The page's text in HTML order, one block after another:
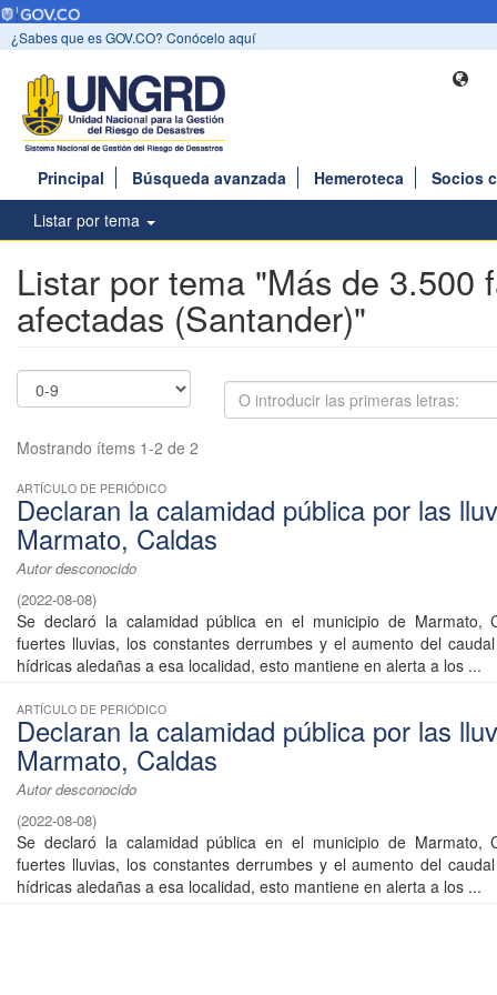
¿Sabes que es GOV.CO? Conócelo aquí
Principal Búsqueda avanzada Hemeroteca
Socios
Listar por tema
Listar por tema "Más de 3.500
afectadas (Santander)"
Mostrando ítems 1-2 de 2
ARTÍCULO DE PERIÓDICO
Declaran la calamidad pública por las
Marmato, Caldas
Autor desconocido
(2022-08-08)
Se declaró la calamidad pública en el municipio de Marmato,
fuertes lluvias, los constantes derrumbes y el aumento del
hídricas aledañas a esa localidad, esto mantiene en alerta a los ...
ARTÍCULO DE PERIÓDICO
Declaran la calamidad pública por las
Marmato, Caldas
Autor desconocido
(2022-08-08)
Se declaró la calamidad pública en el municipio de Marmato,
fuertes lluvias, los constantes derrumbes y el aumento del
hídricas aledañas a esa localidad, esto mantiene en alerta a los ...